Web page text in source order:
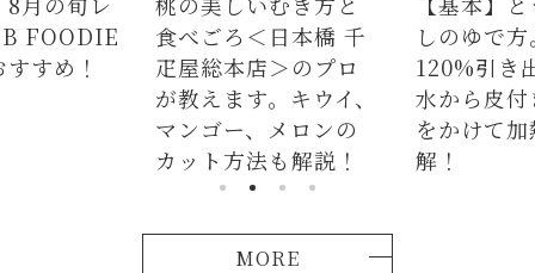
！
食べごろ＜日本橋 千
疋屋総本店＞のプロ
が教えます。キウイ、
マンゴー、メロンの
カット方法も解説！
しのゆで方。甘
120%引き出す
水から皮付き＆
をかけて加熱が
MORE